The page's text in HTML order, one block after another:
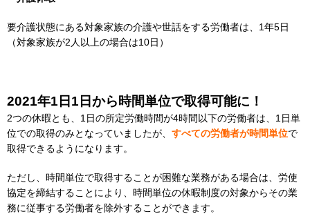
要介護状態にある対象家族の介護や世話をする労働者は、1年5日
（対象家族が2人以上の場合は10日）
2021年1日1日から時間単位で取得可能に！
2つの休暇とも、1日の所定労働時間が4時間以下の労働者は、1日単
位での取得のみとなっていましたが、 すべての労働者が時間単位で
取得できるようになります。
ただし、時間単位で取得することが困難な業務がある場合は、労使
協定を締結することにより、時間単位の休暇制度の対象からその業
務に従事する労働者を除外することができます。